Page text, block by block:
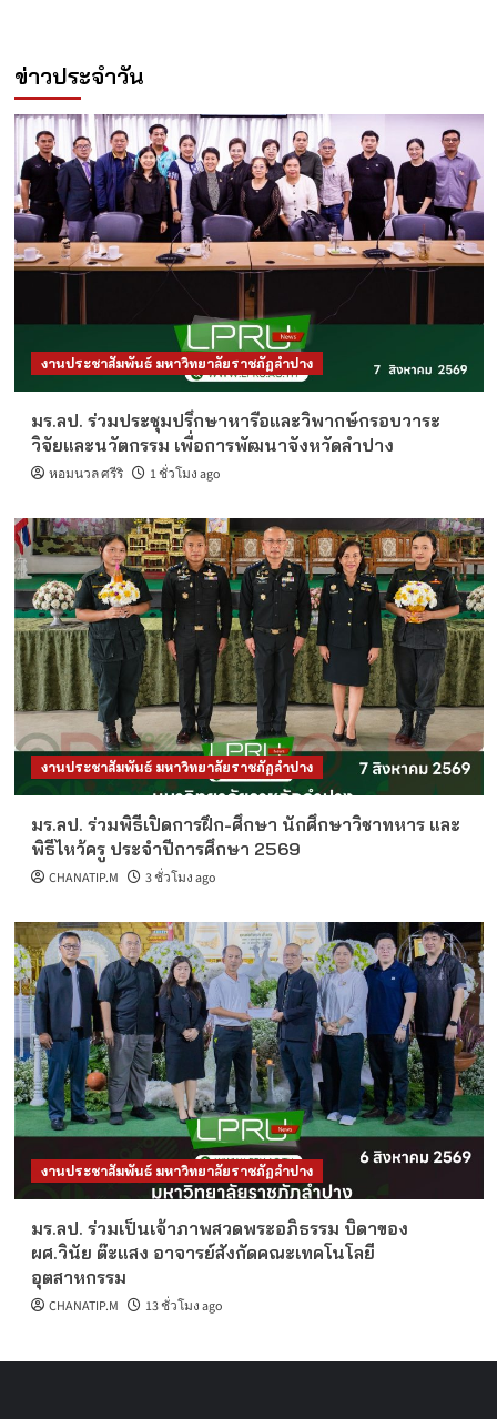
ข่าวประจำวัน
งานประชาสัมพันธ์ มหาวิทยาลัยราชภัฏลำปาง
มร.ลป. ร่วมประชุมปรึกษาหารือและวิพากษ์กรอบวาระ
วิจัยและนวัตกรรม เพื่อการพัฒนาจังหวัดลำปาง
หอมนวล ศรีริ 1 ชั่วโมง ago
งานประชาสัมพันธ์ มหาวิทยาลัยราชภัฏลำปาง
มร.ลป. ร่วมพิธีเปิดการฝึก-ศึกษา นักศึกษาวิชาทหาร และ
พิธีไหว้ครู ประจำปีการศึกษา 2569
CHANATIP.M 3 ชั่วโมง ago
งานประชาสัมพันธ์ มหาวิทยาลัยราชภัฏลำปาง
มร.ลป. ร่วมเป็นเจ้าภาพสวดพระอภิธรรม บิดาของ
ผศ.วินัย ต๊ะแสง อาจารย์สังกัดคณะเทคโนโลยี
อุตสาหกรรม
CHANATIP.M 13 ชั่วโมง ago